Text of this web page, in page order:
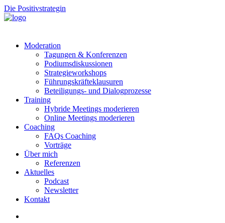
Die Positivstrategin
Moderation
Tagungen & Konferenzen
Podiumsdiskussionen
Strategieworkshops
Führungskräfteklausuren
Beteiligungs- und Dialogprozesse
Training
Hybride Meetings moderieren
Online Meetings moderieren
Coaching
FAQs Coaching
Vorträge
Über mich
Referenzen
Aktuelles
Podcast
Newsletter
Kontakt